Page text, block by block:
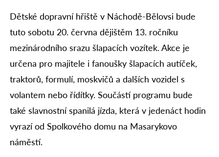
Dětské dopravní hřiště v Náchodě-Bělovsi bude
tuto sobotu 20. června dějištěm 13. ročníku
mezinárodního srazu šlapacích vozítek. Akce je
určena pro majitele i fanoušky šlapacích autíček,
traktorů, formulí, moskvičů a dalších vozidel s
volantem nebo řídítky. Součástí programu bude
také slavnostní spanilá jízda, která v jedenáct hodin
vyrazí od Spolkového domu na Masarykovo
náměstí.